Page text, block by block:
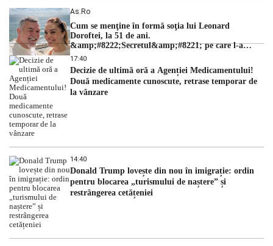
As.ro
Cum se menţine în formă soţia lui Leonard
Doroftei, la 51 de ani.
&amp;#8222;Secretul&amp;#8221; pe care l-a
dezvăluit
17:40
Decizie de ultimă oră a Agenției Medicamentului!
Două medicamente cunoscute, retrase temporar de
la vânzare
14:40
Donald Trump lovește din nou în imigrație: ordin
pentru blocarea „turismului de naștere” și
restrângerea cetățeniei